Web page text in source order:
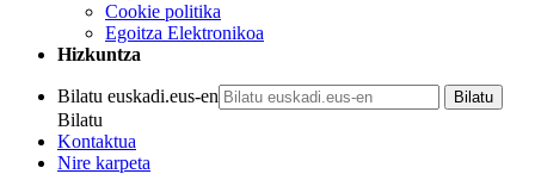
Cookie politika
Egoitza Elektronikoa
Hizkuntza
Bilatu euskadi.eus-en
Bilatu
Kontaktua
Nire karpeta